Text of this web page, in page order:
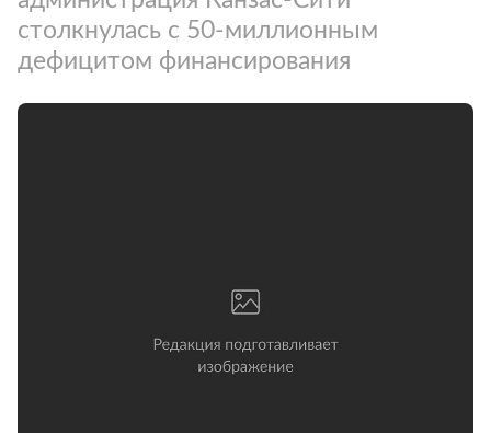
столкнулась с 50-миллионным
дефицитом финансирования